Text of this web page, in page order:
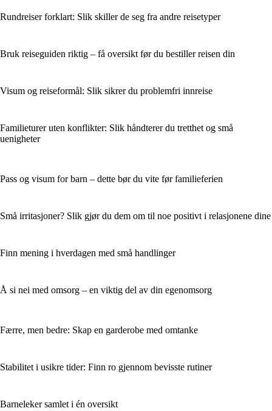
Rundreiser forklart: Slik skiller de seg fra andre reisetyper
Bruk reiseguiden riktig – få oversikt før du bestiller reisen din
Visum og reiseformål: Slik sikrer du problemfri innreise
Familieturer uten konflikter: Slik håndterer du tretthet og små
uenigheter
Pass og visum for barn – dette bør du vite før familieferien
Små irritasjoner? Slik gjør du dem om til noe positivt i relasjonene dine
Finn mening i hverdagen med små handlinger
Å si nei med omsorg – en viktig del av din egenomsorg
Færre, men bedre: Skap en garderobe med omtanke
Stabilitet i usikre tider: Finn ro gjennom bevisste rutiner
Barneleker samlet i én oversikt